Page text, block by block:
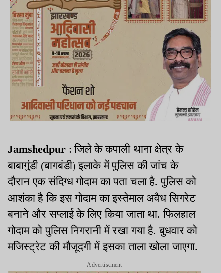
Jamshedpur : जिले के कपाली थाना क्षेत्र के
बाबागुंडी (बागबंडी) इलाके में पुलिस की जांच के
दौरान एक संदिग्ध गोदाम का पता चला है. पुलिस को
आशंका है कि इस गोदाम का इस्तेमाल अवैध सिगरेट
बनाने और सप्लाई के लिए किया जाता था. फिलहाल
गोदाम को पुलिस निगरानी में रखा गया है. बुधवार को
मजिस्ट्रेट की मौजूदगी में इसका ताला खोला जाएगा.
Advertisement